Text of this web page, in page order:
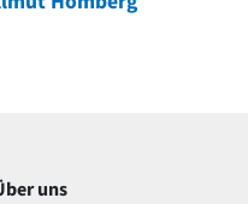
uns